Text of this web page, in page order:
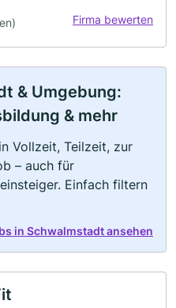
Firma bewerten
& Umgebung:
& mehr
Vollzeit, Teilzeit, zur
– auch für
Einfach filtern
in Schwalmstadt ansehen